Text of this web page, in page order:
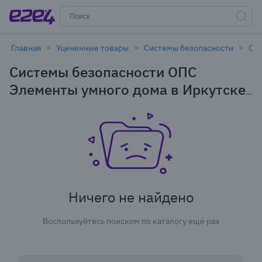
Главная Уцененные товары Системы безопасности
Системы безопасности ОПС
Элементы умного дома в Иркутске
Ничего не найдено
Воспользуйтесь поиском по каталогу ещё раз